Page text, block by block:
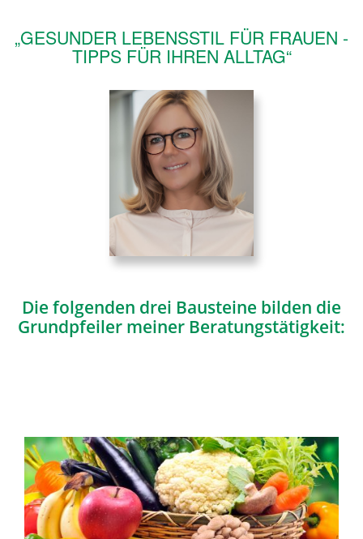
„GESUNDER LEBENSSTIL FÜR FRAUEN -
TIPPS FÜR IHREN ALLTAG“
Die folgenden drei Bausteine bilden die
Grundpfeiler meiner Beratungstätigkeit: